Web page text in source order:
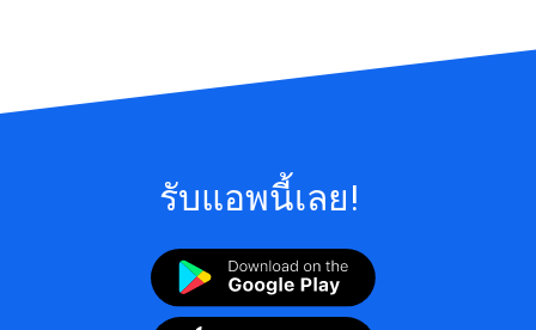
รับแอพนี้เลย!